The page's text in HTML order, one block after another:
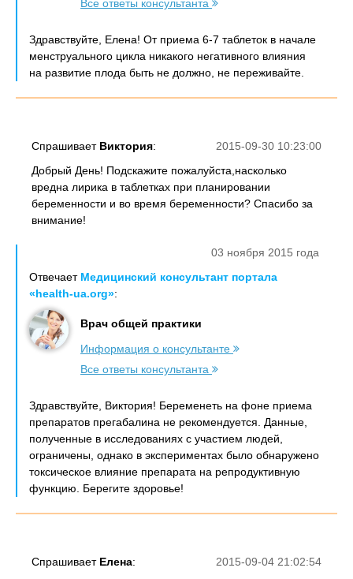
Все ответы консультанта
Здравствуйте, Елена! От приема 6-7 таблеток в начале
менструального цикла никакого негативного влияния
на развитие плода быть не должно, не переживайте.
2015-09-30 10:23:00
Спрашивает Виктория:
Добрый День! Подскажите пожалуйста,насколько
вредна лирика в таблетках при планировании
беременности и во время беременности? Спасибо за
внимание!
03 ноября 2015 года
Отвечает Медицинский консультант портала
«health-ua.org»:
Врач общей практики
Информация о консультанте
Все ответы консультанта
Здравствуйте, Виктория! Беременеть на фоне приема
препаратов прегабалина не рекомендуется. Данные,
полученные в исследованиях с участием людей,
ограничены, однако в экспериментах было обнаружено
токсическое влияние препарата на репродуктивную
функцию. Берегите здоровье!
2015-09-04 21:02:54
Спрашивает Елена: